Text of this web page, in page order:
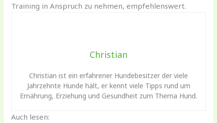
Training in Anspruch zu nehmen, empfehlenswert.
Christian
Christian ist ein erfahrener Hundebesitzer der viele
Jahrzehnte Hunde hält, er kennt viele Tipps rund um
Ernährung, Erziehung und Gesundheit zum Thema Hund.
Auch lesen: